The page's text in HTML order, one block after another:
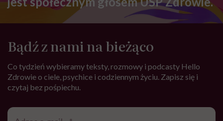
Bądź z nami na bieżąco
Co tydzień wybieramy teksty, rozmowy i podcasty Hello
Zdrowie o ciele, psychice i codziennym życiu. Zapisz się i
czytaj bez pośpiechu.
Adres